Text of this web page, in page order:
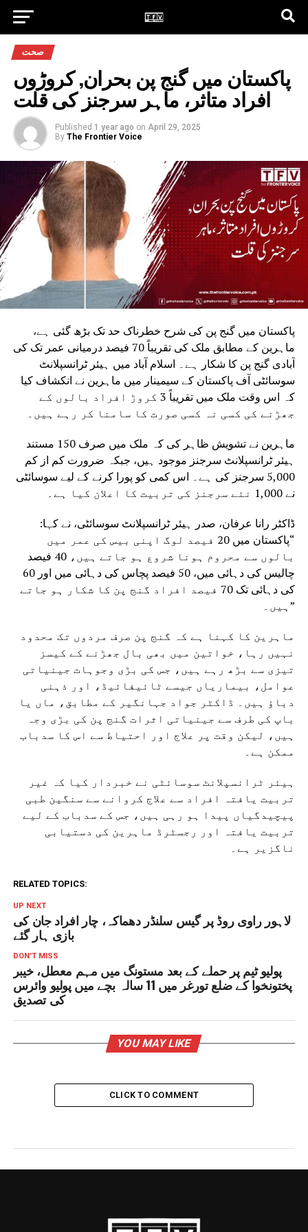
صحت
پاکستان میں گنج پن بحران, کروڑوں
افراد متاثر، ماہر سرجنز کی قلت
Published 1 year ago on April 29, 2025
By The Frontier Voice
پاکستان میں گنج پن کی شرح خطرناک حد تک بڑھ گئی ہے،
ماہرین کے مطابق ملک کی تقریباً 70 فیصد درمیانی عمر تک کی
آبادی گنج پن کا شکار ہے۔ اسلام آباد میں ہیئر ٹرانسپلانٹ
سوسائٹی آف پاکستان کے سیمینار میں ماہرین نے انکشاف کیا
کہ اس وقت ملک میں تقریباً 3 کروڑ افراد بالوں کے
جھڑنے کی کسی نہ کسی صورت کا سامنا کر رہے ہیں۔
ماہرین نے تشویش ظاہر کی کہ ملک میں صرف 150 مستند
ہیئر ٹرانسپلانٹ سرجنز موجود ہیں، جبکہ ضرورت کم از کم
5,000 سرجنز کی ہے۔ اس کمی کو پورا کرنے کے لیے سوسائٹی
نے 1,000 نئے سرجنز کی تربیت کا اعلان کیا ہے۔
ڈاکٹر رانا عرفان، صدر ہیئر ٹرانسپلانٹ سوسائٹی، نے کہا:
“پاکستان میں 20 فیصد لوگ اپنی بیس کی عمر میں
بالوں سے محروم ہونا شروع ہو جاتے ہیں، 40 فیصد
چالیس کی دہائی میں، 50 فیصد پچاس کی دہائی میں اور 60
کی دہائی تک 70 فیصد افراد گنج پن کا شکار ہو جاتے
ہیں۔”
ماہرین کا کہنا ہے کہ گنج پن صرف مردوں تک محدود
نہیں رہا، خواتین میں بھی بال جھڑنے کے کیسز
تیزی سے بڑھ رہے ہیں، جس کی بڑی وجوہات جینیاتی
عوامل، بیماریاں جیسے ٹائیفائیڈ، اور ذہنی
دباؤ ہیں۔ ڈاکٹر جواد جہانگیر کے مطابق، ماں یا
باپ کی طرف سے جینیاتی اثرات گنج پن کی بڑی وجہ
ہیں، لیکن وقت پر علاج اور احتیاط سے اس کا سدباب
ممکن ہے۔
ہیئر ٹرانسپلانٹ سوسائٹی نے خبردار کیا کہ غیر
تربیت یافتہ افراد سے علاج کروانے سے سنگین طبی
پیچیدگیاں پیدا ہو رہی ہیں، جس کے سدباب کے لیے
تربیت یافتہ اور رجسٹرڈ ماہرین کی دستیابی
ناگزیر ہے۔
RELATED TOPICS:
UP NEXT
لاہور راوی روڈ پر گیس سلنڈر دھماکہ، چار افراد جان کی
بازی ہار گئے
DON'T MISS
پولیو ٹیم پر حملے کے بعد مستونگ میں مہم معطل، خیبر
پختونخوا کے ضلع تورغر میں 11 سالہ بچے میں پولیو وائرس
کی تصدیق
YOU MAY LIKE
CLICK TO COMMENT